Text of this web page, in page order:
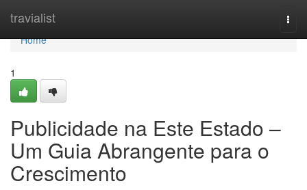
travialist
Home
Home
1
Publicidade na Este Estado –
Um Guia Abrangente para o
Crescimento